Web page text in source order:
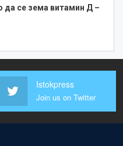
да се зема витамин Д –
Istokpress
Join us on Twitter